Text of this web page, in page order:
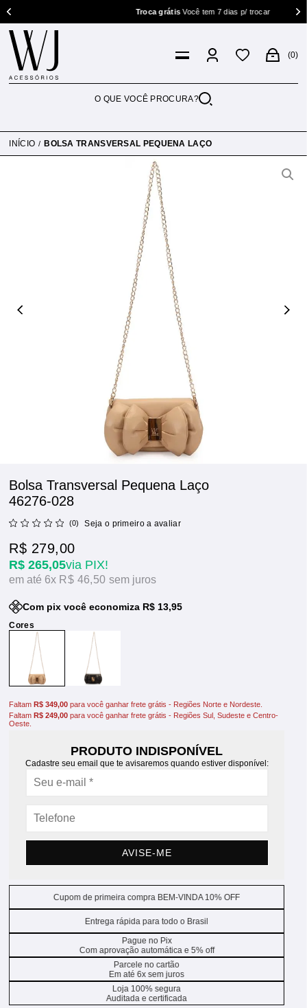
Troca grátisVocê tem 7 dias p/ trocar
0
INÍCIO BOLSA TRANSVERSAL PEQUENA LAÇO
Bolsa Transversal Pequena Laço
46276-028
(0) Seja o primeiro a avaliar
R$ 265,05via PIX!
R$ 279,00
6x R$ 46,50sem juros
Com pix você economiza R$ 13,95
FaltamR$ 349,00 para você ganhar frete grátis - Regiões Norte e Nordeste.
FaltamR$ 249,00 para você ganhar frete grátis - Regiões Sul, Sudeste e Centro-
Oeste.
PRODUTO INDISPONÍVEL
Cadastre seu email que te avisaremos quando estiver disponível:
AVISE-ME
Cupom de primeira compra BEM-VINDA 10% OFF
Entrega rápida para todo o Brasil
Pague no Pix
Com aprovação automática e 5% off
Parcele no cartão
Em até 6x sem juros
Loja 100% segura
Auditada e certificada